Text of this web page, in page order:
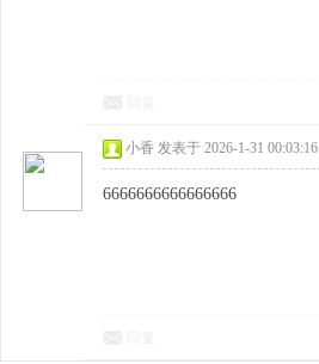
小香 发表于 2026-1-31 00:03:16
6666666666666666